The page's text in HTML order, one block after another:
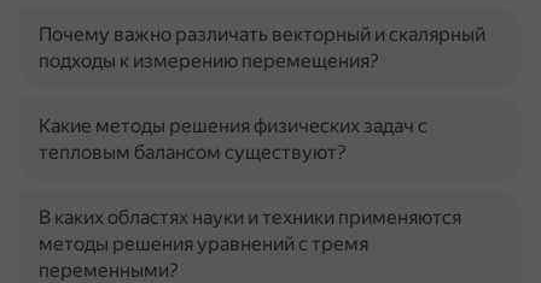
Почему важно различать векторный и скалярный
подходы к измерению перемещения?
Какие методы решения физических задач с
тепловым балансом существуют?
В каких областях науки и техники применяются
методы решения уравнений с тремя
переменными?